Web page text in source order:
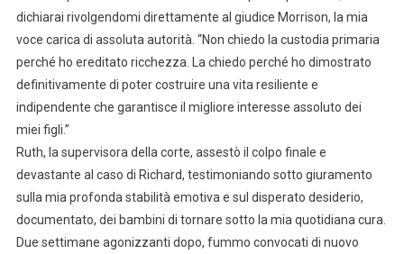
dichiarai rivolgendomi direttamente al giudice Morrison, la mia
voce carica di assoluta autorità. “Non chiedo la custodia primaria
perché ho ereditato ricchezza. La chiedo perché ho dimostrato
definitivamente di poter costruire una vita resiliente e
indipendente che garantisce il migliore interesse assoluto dei
miei figli.”
Ruth, la supervisora della corte, assestò il colpo finale e
devastante al caso di Richard, testimoniando sotto giuramento
sulla mia profonda stabilità emotiva e sul disperato desiderio,
documentato, dei bambini di tornare sotto la mia quotidiana cura.
Due settimane agonizzanti dopo, fummo convocati di nuovo